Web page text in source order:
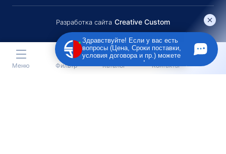
Разработка сайта Creative Custom
Меню Фильтр Каталог Контакты
Здравствуйте! Если у вас есть
вопросы (Цена, Сроки поставки,
условия договора и пр.) можете